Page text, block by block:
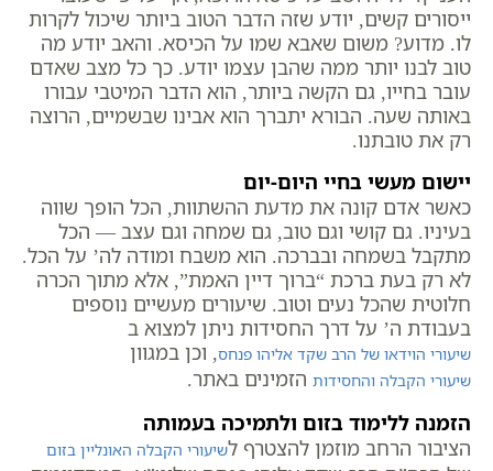
ייסורים קשים, יודע שזה הדבר הטוב ביותר שיכול לקרות
לו. מדוע? משום שאבא שמו על הכיסא. והאב יודע מה
טוב לבנו יותר ממה שהבן עצמו יודע. כך כל מצב שאדם
עובר בחייו, גם הקשה ביותר, הוא הדבר המיטבי עבורו
באותה שעה. הבורא יתברך הוא אבינו שבשמיים, הרוצה
רק את טובתנו.
יישום מעשי בחיי היום-יום
כאשר אדם קונה את מדעת ההשתוות, הכל הופך שווה
בעיניו. גם קושי וגם טוב, גם שמחה וגם עצב — הכל
מתקבל בשמחה ובברכה. הוא משבח ומודה לה’ על הכל.
לא רק בעת ברכת “ברוך דיין האמת”, אלא מתוך הכרה
חלוטית שהכל נעים וטוב. שיעורים מעשיים נוספים
בעבודת ה’ על דרך החסידות ניתן למצוא ב
שיעורי הוידאו של הרב שקד אליהו פנחס, וכן במגוון
שיעורי הקבלה והחסידות הזמינים באתר.
הזמנה ללימוד בזום ולתמיכה בעמותה
הציבור הרחב מוזמן להצטרף לשיעורי הקבלה האונליין בזום